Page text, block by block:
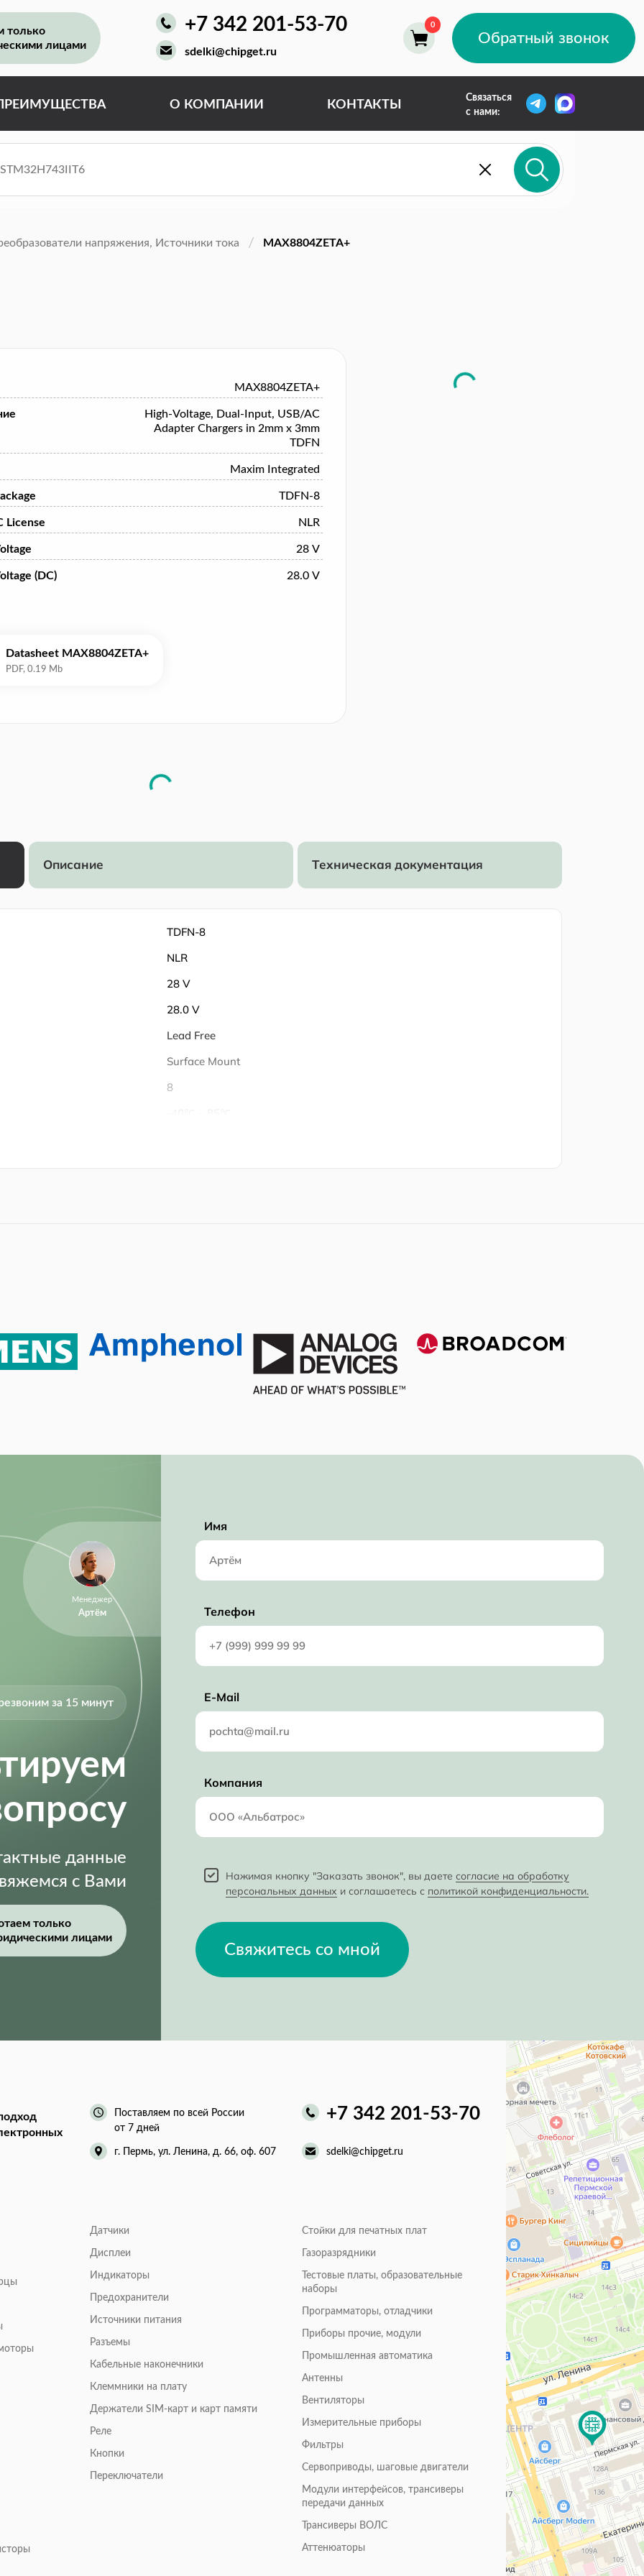
только
лицами
+7 342 201-53-70
sdelki@chipget.ru
Обратный звонок
О КОМПАНИИ КОНТАКТЫ
Связаться
с нами:
напряжения, Источники тока MAX8804ZETA+
MAX8804ZETA+
High-Voltage, Dual-Input, USB/AC
Adapter Chargers in 2mm x 3mm
TDFN
Maxim Integrated
TDFN-8
License NLR
28 V
(DC) 28.0 V
Datasheet MAX8804ZETA+
Описание Техническая документация
TDFN-8
NLR
28 V
28.0 V
Lead Free
Surface Mount
8
Менеджер
Артём
за 15 минут
данные
с Вами
только
лицами
Имя
Телефон
E-Mail
Компания
Нажимая кнопку "Заказать звонок", вы даете согласие на обработку
персональных данных и соглашаетесь с политикой конфиденциальности.
Свяжитесь со мной
Поставляем по всей России
от 7 дней
+7 342 201-53-70
г. Пермь, ул. Ленина, д. 66, оф. 607 sdelki@chipget.ru
Датчики
Дисплеи
Индикаторы
Предохранители
Источники питания
Разъемы
Кабельные наконечники
Клеммники на плату
Держатели SIM-карт и карт памяти
Реле
Кнопки
Переключатели
Стойки для печатных плат
Газоразрядники
Тестовые платы, образовательные
наборы
Программаторы, отладчики
Приборы прочие, модули
Промышленная автоматика
Антенны
Вентиляторы
Измерительные приборы
Фильтры
Сервоприводы, шаговые двигатели
Модули интерфейсов, трансиверы
передачи данных
Трансиверы ВОЛС
Аттенюаторы